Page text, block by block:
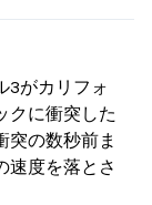
3がカリフォ
クに衝突した
突の数秒前ま
速度を落とさ